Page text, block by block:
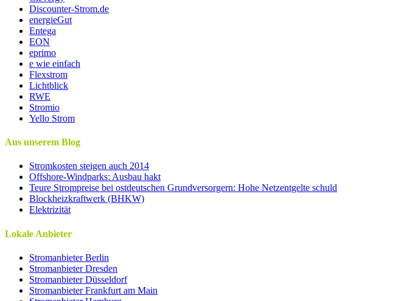
Discounter-Strom.de
energieGut
Entega
EON
eprimo
e wie einfach
Flexstrom
Lichtblick
RWE
Stromio
Yello Strom
Aus unserem Blog
Stromkosten steigen auch 2014
Offshore-Windparks: Ausbau hakt
Teure Strompreise bei ostdeutschen Grundversorgern: Hohe Netzentgelte schuld
Blockheizkraftwerk (BHKW)
Elektrizität
Lokale Anbieter
Stromanbieter Berlin
Stromanbieter Dresden
Stromanbieter Düsseldorf
Stromanbieter Frankfurt am Main